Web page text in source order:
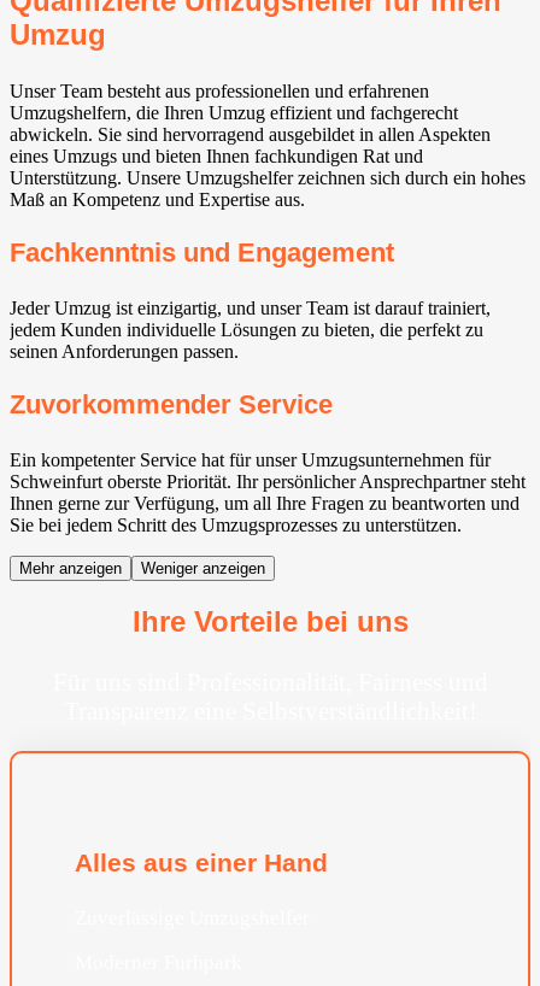
Umzug
Unser Team besteht aus professionellen und erfahrenen
Umzugshelfern, die Ihren Umzug effizient und fachgerecht
abwickeln. Sie sind hervorragend ausgebildet in allen Aspekten
eines Umzugs und bieten Ihnen fachkundigen Rat und
Unterstützung. Unsere Umzugshelfer zeichnen sich durch ein hohes
Maß an Kompetenz und Expertise aus.
Fachkenntnis und Engagement
Jeder Umzug ist einzigartig, und unser Team ist darauf trainiert,
jedem Kunden individuelle Lösungen zu bieten, die perfekt zu
seinen Anforderungen passen.
Zuvorkommender Service
Ein kompetenter Service hat für unser Umzugsunternehmen für
Schweinfurt oberste Priorität. Ihr persönlicher Ansprechpartner steht
Ihnen gerne zur Verfügung, um all Ihre Fragen zu beantworten und
Sie bei jedem Schritt des Umzugsprozesses zu unterstützen.
Mehr anzeigen Weniger anzeigen
Ihre Vorteile bei uns
Alles aus einer Hand